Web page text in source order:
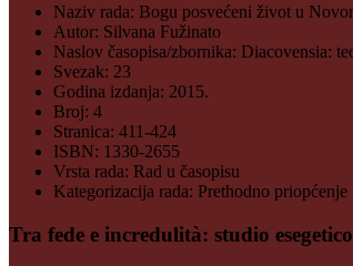
Naziv rada: Bogu posvećeni život u
Autor: Silvana Fužinato
Naslov časopisa/zbornika: Diacovensia:
Svezak: 23
Godina izdanja: 2015.
Broj: 4
Stranica: 411-424
ISBN: 1330-2655
Vrsta rada: Rad u časopisu
Kategorizacija rada: Prethodno priopćenje
Tra fede e incredulità: studio